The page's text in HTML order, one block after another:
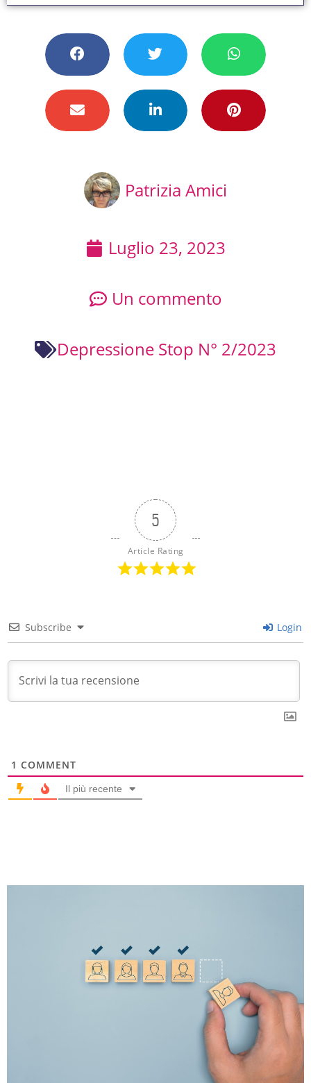
Patrizia Amici
Luglio 23, 2023
Un commento
Depressione Stop N° 2/2023
5
Article Rating
Subscribe Login
1 COMMENT
Il più recente